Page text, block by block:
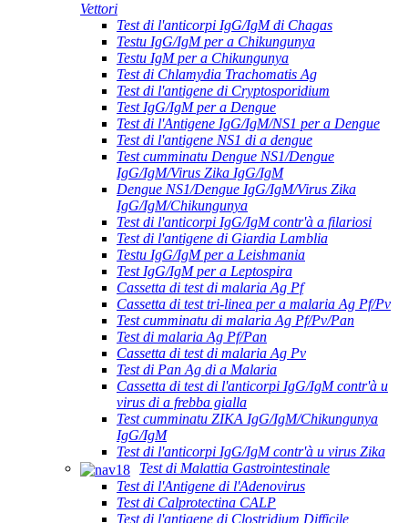
Vettori
Test di l'anticorpi IgG/IgM di Chagas
Testu IgG/IgM per a Chikungunya
Testu IgM per a Chikungunya
Test di Chlamydia Trachomatis Ag
Test di l'antigene di Cryptosporidium
Test IgG/IgM per a Dengue
Test di l'Antigene IgG/IgM/NS1 per a Dengue
Test di l'antigene NS1 di a dengue
Test cumminatu Dengue NS1/Dengue
IgG/IgM/Virus Zika IgG/IgM
Dengue NS1/Dengue IgG/IgM/Virus Zika
IgG/IgM/Chikungunya
Test di l'anticorpi IgG/IgM contr'à a filariosi
Test di l'antigene di Giardia Lamblia
Testu IgG/IgM per a Leishmania
Test IgG/IgM per a Leptospira
Cassetta di test di malaria Ag Pf
Cassetta di test tri-linea per a malaria Ag Pf/Pv
Test cumminatu di malaria Ag Pf/Pv/Pan
Test di malaria Ag Pf/Pan
Cassetta di test di malaria Ag Pv
Test di Pan Ag di a Malaria
Cassetta di test di l'anticorpi IgG/IgM contr'à u
virus di a frebba gialla
Test cumminatu ZIKA IgG/IgM/Chikungunya
IgG/IgM
Test di l'anticorpi IgG/IgM contr'à u virus Zika
Test di Malattia Gastrointestinale
Test di l'Antigene di l'Adenovirus
Test di Calprotectina CALP
Test di l'antigene di Clostridium Difficile